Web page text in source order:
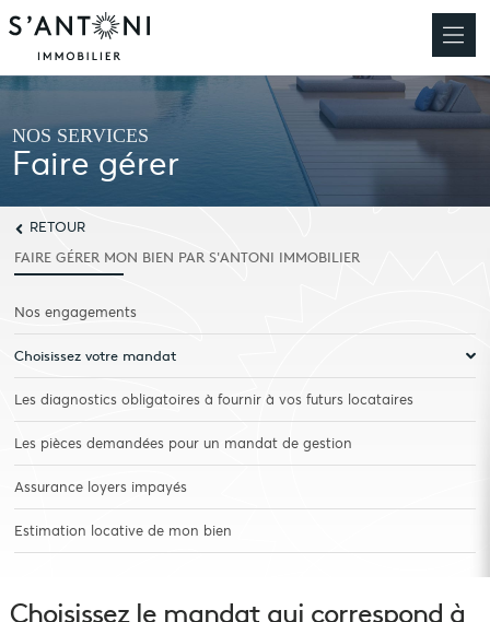
NOS SERVICES
Faire gérer
RETOUR
FAIRE GÉRER MON BIEN PAR S'ANTONI IMMOBILIER
Nos engagements
Choisissez votre mandat
Les diagnostics obligatoires à fournir à vos futurs locataires
Les pièces demandées pour un mandat de gestion
Assurance loyers impayés
Estimation locative de mon bien
Choisissez le mandat qui correspond à